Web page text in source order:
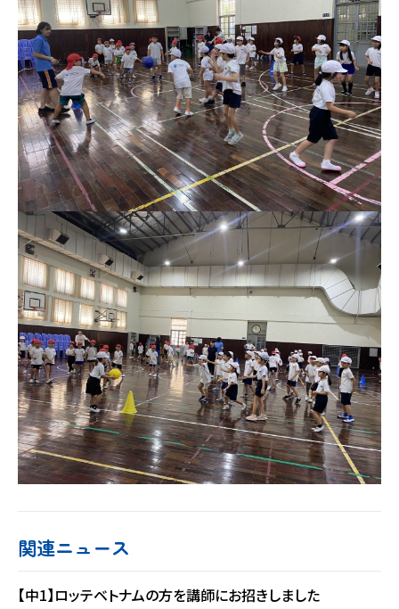
関連ニュース
【中1】ロッテベトナムの方を講師にお招きしました